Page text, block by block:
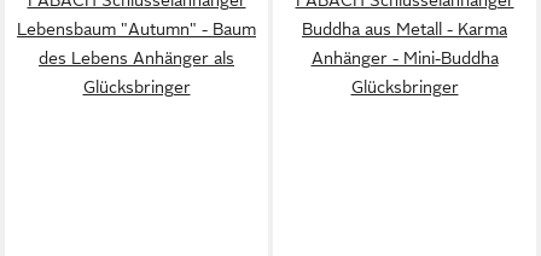
Lebensbaum "Autumn" - Baum
des Lebens Anhänger als
Glücksbringer
Buddha aus Metall - Karma
Anhänger - Mini-Buddha
Glücksbringer